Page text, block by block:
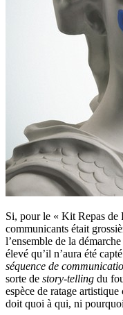
Si, pour le « Kit Repas de
communicants était
l’ensemble de la
élevé qu’il n’aura été
séquence de
sorte de story-telling du
espèce de ratage
doit quoi à qui, ni